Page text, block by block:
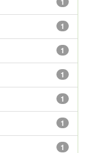
1
1
1
1
1
1